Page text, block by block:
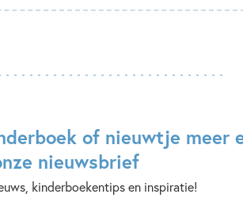
of nieuwtje meer
nieuwsbrief
kinderboekentips en inspiratie!